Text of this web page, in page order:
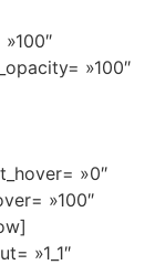
»100″
»0″
»100″
»1_1″